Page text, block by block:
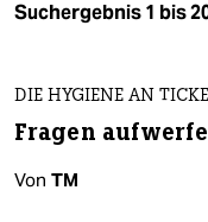
themen
politik
öko
gesellschaft
Suchergebnis 1 bis
DIE HYGIENE AN
Fragen
Von TM